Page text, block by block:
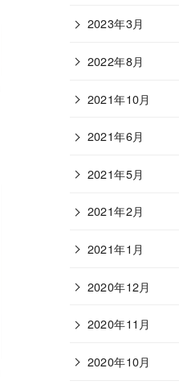
2023年3月
2022年8月
2021年10月
2021年6月
2021年5月
2021年2月
2021年1月
2020年12月
2020年11月
2020年10月